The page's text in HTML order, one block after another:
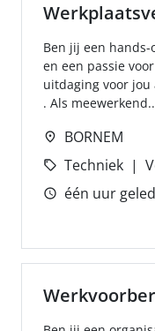
Ben jij een
en een passie
uitdaging voor
. Als
BORNEM
Techniek
één uur